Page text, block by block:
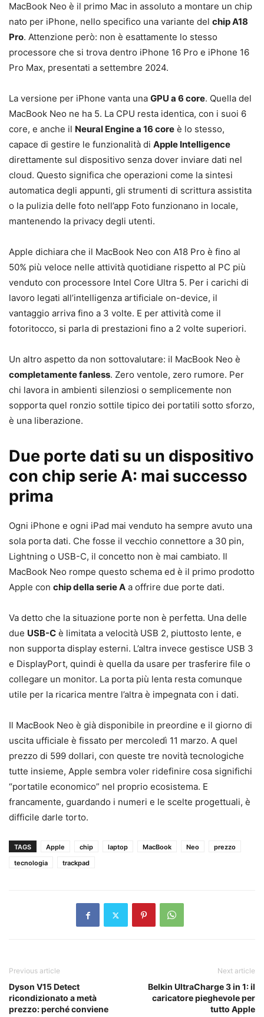
MacBook Neo è il primo Mac in assoluto a montare un chip
nato per iPhone, nello specifico una variante del chip A18
Pro. Attenzione però: non è esattamente lo stesso
processore che si trova dentro iPhone 16 Pro e iPhone 16
Pro Max, presentati a settembre 2024.
La versione per iPhone vanta una GPU a 6 core. Quella del
MacBook Neo ne ha 5. La CPU resta identica, con i suoi 6
core, e anche il Neural Engine a 16 core è lo stesso,
capace di gestire le funzionalità di Apple Intelligence
direttamente sul dispositivo senza dover inviare dati nel
cloud. Questo significa che operazioni come la sintesi
automatica degli appunti, gli strumenti di scrittura assistita
o la pulizia delle foto nell’app Foto funzionano in locale,
mantenendo la privacy degli utenti.
Apple dichiara che il MacBook Neo con A18 Pro è fino al
50% più veloce nelle attività quotidiane rispetto al PC più
venduto con processore Intel Core Ultra 5. Per i carichi di
lavoro legati all’intelligenza artificiale on-device, il
vantaggio arriva fino a 3 volte. E per attività come il
fotoritocco, si parla di prestazioni fino a 2 volte superiori.
Un altro aspetto da non sottovalutare: il MacBook Neo è
completamente fanless. Zero ventole, zero rumore. Per
chi lavora in ambienti silenziosi o semplicemente non
sopporta quel ronzio sottile tipico dei portatili sotto sforzo,
è una liberazione.
Due porte dati su un dispositivo
con chip serie A: mai successo
prima
Ogni iPhone e ogni iPad mai venduto ha sempre avuto una
sola porta dati. Che fosse il vecchio connettore a 30 pin,
Lightning o USB-C, il concetto non è mai cambiato. Il
MacBook Neo rompe questo schema ed è il primo prodotto
Apple con chip della serie A a offrire due porte dati.
Va detto che la situazione porte non è perfetta. Una delle
due USB-C è limitata a velocità USB 2, piuttosto lente, e
non supporta display esterni. L’altra invece gestisce USB 3
e DisplayPort, quindi è quella da usare per trasferire file o
collegare un monitor. La porta più lenta resta comunque
utile per la ricarica mentre l’altra è impegnata con i dati.
Il MacBook Neo è già disponibile in preordine e il giorno di
uscita ufficiale è fissato per mercoledì 11 marzo. A quel
prezzo di 599 dollari, con queste tre novità tecnologiche
tutte insieme, Apple sembra voler ridefinire cosa significhi
“portatile economico” nel proprio ecosistema. E
francamente, guardando i numeri e le scelte progettuali, è
difficile darle torto.
TAGS Apple chip laptop MacBook Neo
prezzo
tecnologia
trackpad
Previous article
Dyson V15 Detect
ricondizionato a metà
prezzo: perché conviene
Next article
Belkin UltraCharge 3 in 1: il
caricatore pieghevole per
tutto Apple